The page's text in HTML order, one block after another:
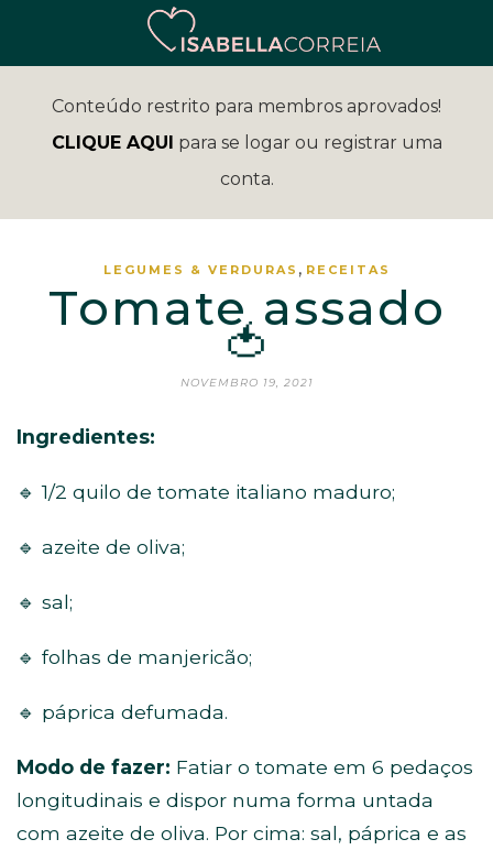
Conteúdo restrito para membros aprovados!
CLIQUE AQUI para se logar ou registrar uma
conta.
LEGUMES & VERDURAS , RECEITAS
Tomate assado
🍅
NOVEMBRO 19, 2021
Ingredientes:
🔹 1/2 quilo de tomate italiano maduro;
🔹 azeite de oliva;
🔹 sal;
🔹 folhas de manjericão;
🔹 páprica defumada.
Modo de fazer: Fatiar o tomate em 6 pedaços
longitudinais e dispor numa forma untada
com azeite de oliva. Por cima: sal, páprica e as